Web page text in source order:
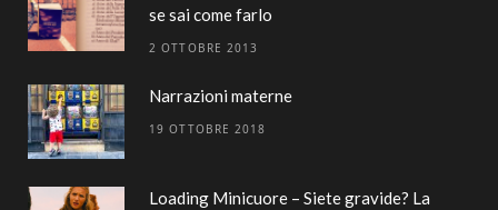
se sai come farlo
2 OTTOBRE 2013
Narrazioni materne
19 OTTOBRE 2018
Loading Minicuore – Siete gravide? La